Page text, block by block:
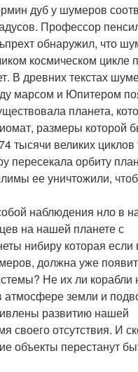
дуб у шумеров
Профессор
обнаружил, что
космическом цикле
В древних текстах
марсом и Юпитером
планета,
размеры которой
тысячи великих циклов
пересекала орбиту
ее уничтожили,
наблюдения нло в
на нашей планете с
нибиру которая если
должна уже
Не их ли
атмосфере земли и
развитию нашей
своего отсутствия. И
объекты перестанут